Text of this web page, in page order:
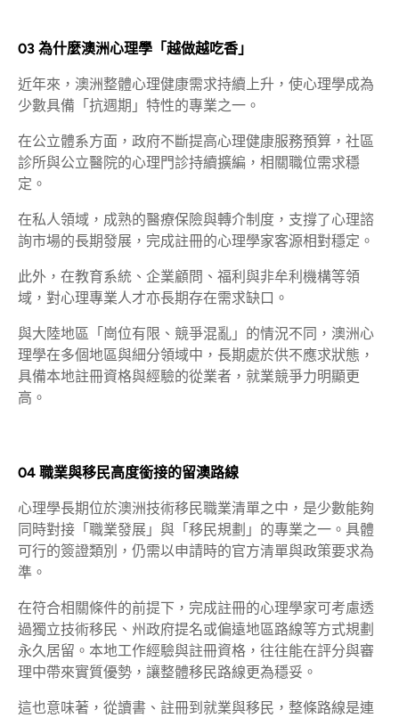
03 為什麼澳洲心理學「越做越吃香」
近年來，澳洲整體心理健康需求持續上升，使心理學成為
少數具備「抗週期」特性的專業之一。
在公立體系方面，政府不斷提高心理健康服務預算，社區
診所與公立醫院的心理門診持續擴編，相關職位需求穩
定。
在私人領域，成熟的醫療保險與轉介制度，支撐了心理諮
詢市場的長期發展，完成註冊的心理學家客源相對穩定。
此外，在教育系統、企業顧問、福利與非牟利機構等領
域，對心理專業人才亦長期存在需求缺口。
與大陸地區「崗位有限、競爭混亂」的情況不同，澳洲心
理學在多個地區與細分領域中，長期處於供不應求狀態，
具備本地註冊資格與經驗的從業者，就業競爭力明顯更
高。
04 職業與移民高度銜接的留澳路線
心理學長期位於澳洲技術移民職業清單之中，是少數能夠
同時對接「職業發展」與「移民規劃」的專業之一。具體
可行的簽證類別，仍需以申請時的官方清單與政策要求為
準。
在符合相關條件的前提下，完成註冊的心理學家可考慮透
過獨立技術移民、州政府提名或偏遠地區路線等方式規劃
永久居留。本地工作經驗與註冊資格，往往能在評分與審
理中帶來實質優勢，讓整體移民路線更為穩妥。
這也意味著，從讀書、註冊到就業與移民，整條路線是連